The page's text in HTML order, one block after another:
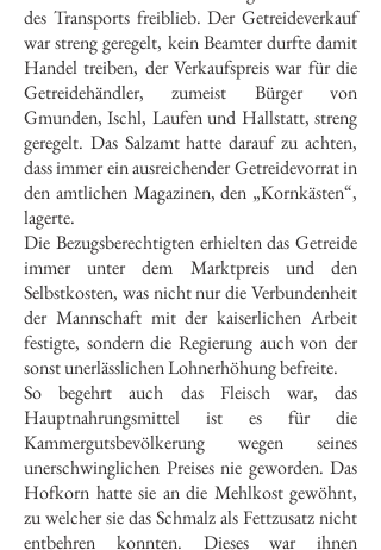
des Transports freiblieb. Der Getreideverkauf
war streng geregelt, kein Beamter durfte damit
Handel treiben, der Verkaufspreis war für die
Getreidehändler, zumeist Bürger von
Gmunden, Ischl, Laufen und Hallstatt, streng
geregelt. Das Salzamt hatte darauf zu achten,
dass immer ein ausreichender Getreidevorrat in
den amtlichen Magazinen, den „Kornkästen“,
lagerte.
Die Bezugsberechtigten erhielten das Getreide
immer unter dem Marktpreis und den
Selbstkosten, was nicht nur die Verbundenheit
der Mannschaft mit der kaiserlichen Arbeit
festigte, sondern die Regierung auch von der
sonst unerlässlichen Lohnerhöhung befreite.
So begehrt auch das Fleisch war, das
Hauptnahrungsmittel ist es für die
Kammergutsbevölkerung wegen seines
unerschwinglichen Preises nie geworden. Das
Hofkorn hatte sie an die Mehlkost gewöhnt,
zu welcher sie das Schmalz als Fettzusatz nicht
entbehren konnten. Dieses war ihnen